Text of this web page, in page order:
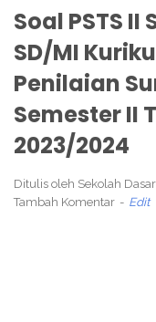
Soal PSTS II
SD/MI
Penilaian
Semester II
2023/2024
Ditulis oleh Sekolah
Tambah Komentar
Edit